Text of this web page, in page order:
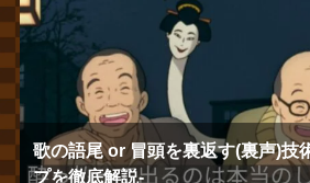
歌の語尾 or 冒頭を裏返す(裏声)技
プを徹底解説‐